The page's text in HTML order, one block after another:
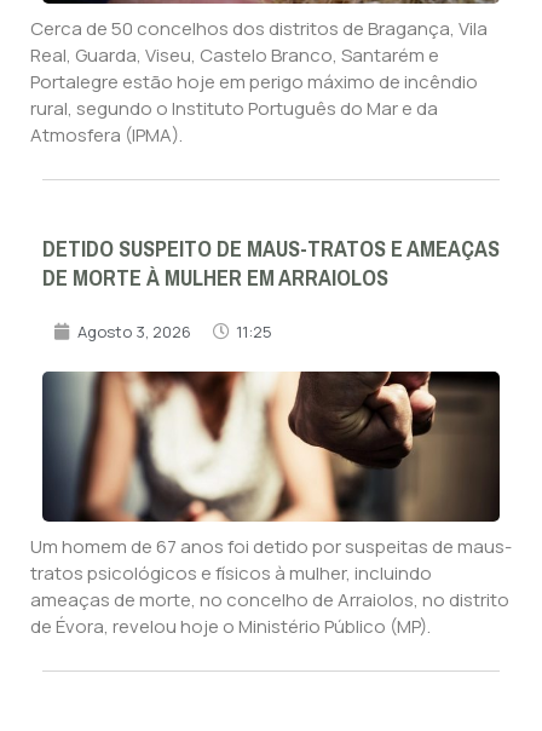
Cerca de 50 concelhos dos distritos de Bragança, Vila
Real, Guarda, Viseu, Castelo Branco, Santarém e
Portalegre estão hoje em perigo máximo de incêndio
rural, segundo o Instituto Português do Mar e da
Atmosfera (IPMA).
DETIDO SUSPEITO DE MAUS-TRATOS E AMEAÇAS
DE MORTE À MULHER EM ARRAIOLOS
Agosto 3, 2026 11:25
Um homem de 67 anos foi detido por suspeitas de maus-
tratos psicológicos e físicos à mulher, incluindo
ameaças de morte, no concelho de Arraiolos, no distrito
de Évora, revelou hoje o Ministério Público (MP).